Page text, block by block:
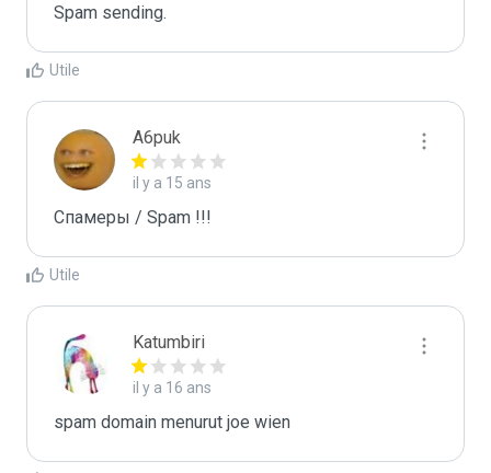
Spam sending.
Utile
A6puk
il y a 15 ans
Спамеры / Spam !!!
Utile
Katumbiri
il y a 16 ans
spam domain menurut joe wien